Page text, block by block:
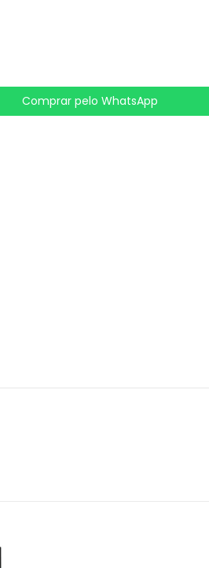
Comprar pelo WhatsApp